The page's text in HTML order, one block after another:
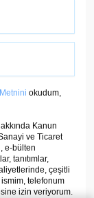
okudum,
Kanun
ve Ticaret
e-bülten
tanıtımlar,
çeşitli
ismim, telefonum
izin veriyorum.